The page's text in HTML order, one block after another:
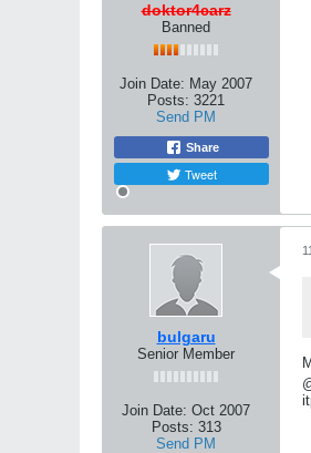
doktor4carz
Banned
Join Date: May 2007
Posts: 3221
Send PM
Share
Tweet
bulgaru
Senior Member
Join Date: Oct 2007
Posts: 313
Send PM